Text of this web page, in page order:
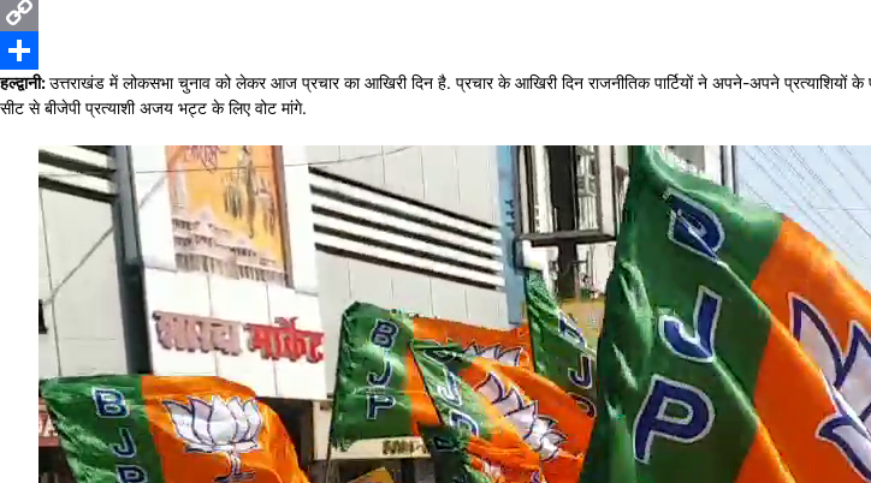
X
Copy
Link
Share
हल्द्वानी:उत्तराखंड में लोकसभा चुनाव को लेकर आज प्रचार का आखिरी दिन है. प्रचार के आखिरी दिन राजनीतिक पार्टियों ने अपने-अपने प्रत्याशियों के
सीट से बीजेपी प्रत्याशी अजय भट्ट के लिए वोट मांगे.